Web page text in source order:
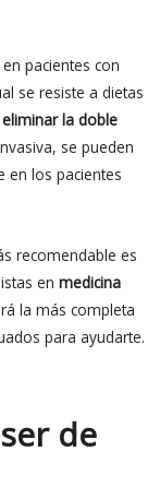
pacientes con
se resiste a dietas
eliminar la doble
se pueden
en los pacientes
recomendable es
en medicina
la más completa
para ayudarte.
de